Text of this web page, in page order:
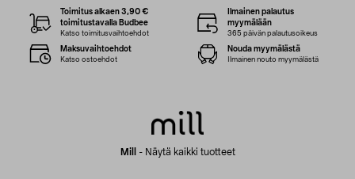
Mill - Näytä kaikki tuotteet
Toimitus alkaen 3,90 €
toimitustavalla Budbee
Katso toimitusvaihtoehdot
Ilmainen palautus
myymälään
365 päivän palautusoikeus
Maksuvaihtoehdot
Katso ostoehdot
Nouda myymälästä
Ilmainen nouto myymälästä